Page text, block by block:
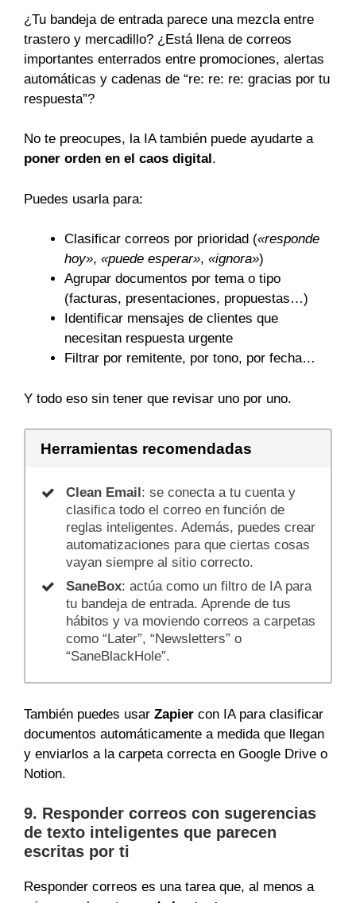
¿Tu bandeja de entrada parece una mezcla entre
trastero y mercadillo? ¿Está llena de correos
importantes enterrados entre promociones, alertas
automáticas y cadenas de “re: re: re: gracias por tu
respuesta”?
No te preocupes, la IA también puede ayudarte a
poner orden en el caos digital .
Puedes usarla para:
Clasificar correos por prioridad («responde
hoy», «puede esperar», «ignora»)
Agrupar documentos por tema o tipo
(facturas, presentaciones, propuestas…)
Identificar mensajes de clientes que
necesitan respuesta urgente
Filtrar por remitente, por tono, por fecha…
Y todo eso sin tener que revisar uno por uno.
Herramientas recomendadas
Clean Email: se conecta a tu cuenta y
clasifica todo el correo en función de
reglas inteligentes. Además, puedes crear
automatizaciones para que ciertas cosas
vayan siempre al sitio correcto.
SaneBox: actúa como un filtro de IA para
tu bandeja de entrada. Aprende de tus
hábitos y va moviendo correos a carpetas
como “Later”, “Newsletters” o
“SaneBlackHole”.
También puedes usar Zapier con IA para clasificar
documentos automáticamente a medida que llegan
y enviarlos a la carpeta correcta en Google Drive o
Notion.
9. Responder correos con sugerencias
de texto inteligentes que parecen
escritas por ti
Responder correos es una tarea que, al menos a